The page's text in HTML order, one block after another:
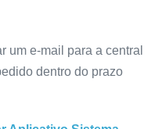
um e-mail para a central
dentro do prazo